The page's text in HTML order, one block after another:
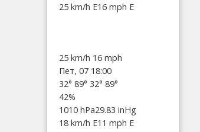
25 km/h E16 mph E
25 km/h 16 mph
Пет, 07 18:00
32° 89° 32° 89°
42%
1010 hPa29.83 inHg
18 km/h E11 mph E